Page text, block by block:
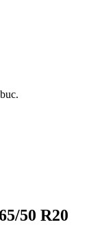
50 R20